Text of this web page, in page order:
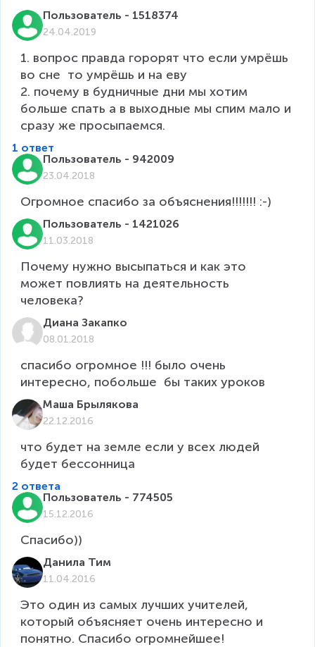
Пользователь - 1518374
24.04.2019
1. вопрос правда горорят что если умрёшь
во сне  то умрёшь и на еву
2. почему в будничные дни мы хотим
больше спать а в выходные мы спим мало и
1 ответ
Пользователь - 942009
23.04.2018
Огромное спасибо за объяснения!!!!!!! :-)
Пользователь - 1421026
11.03.2018
Почему нужно высыпаться и как это
может повлиять на деятельность
Диана Закапко
08.01.2018
спасибо огромное !!! было очень
интересно, побольше  бы таких уроков
Маша Брылякова
22.12.2016
что будет на земле если у всех людей
будет бессонница
2 ответа
Пользователь - 774505
15.12.2016
Спасибо))
Данила Тим
11.04.2016
Это один из самых лучших учителей,
который объясняет очень интересно и
понятно. Спасибо огромнейшее!